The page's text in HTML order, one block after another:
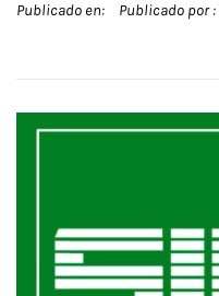
Publicado en: Publicado por :